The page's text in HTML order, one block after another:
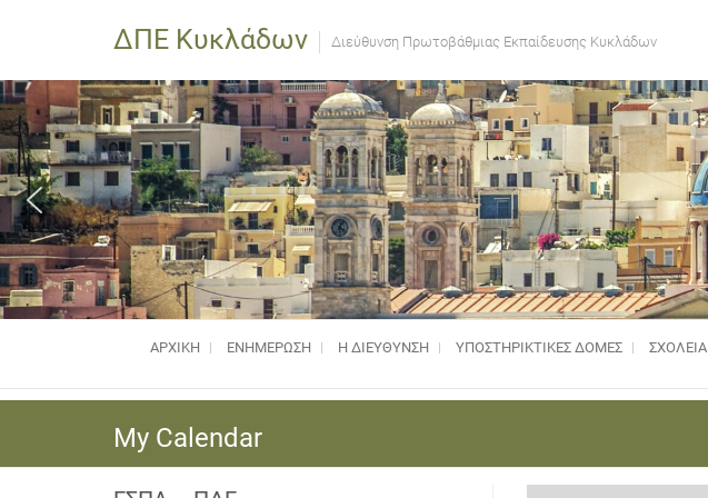
ΔΠΕ Κυκλάδων Διεύθυνση Πρωτοβάθμιας Εκπαίδευσης Κυκλάδων
ΑΡΧΙΚΗ ΕΝΗΜΈΡΩΣΗ Η ΔΙΕΥΘΥΝΣΗ ΥΠΟΣΤΗΡΙΚΤΙΚΈΣ ΔΟΜΈΣ ΣΧΟΛΕΙΑ
My Calendar